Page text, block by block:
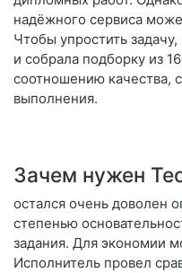
надёжного сервиса
Чтобы упростить
и собрала подборку из
соотношению качества,
выполнения.
Зачем нужен
остался очень доволен
степенью
задания. Для экономии
Исполнитель провел